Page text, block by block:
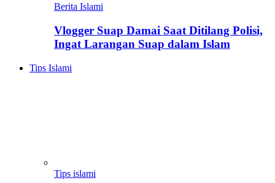
Berita Islami
Vlogger Suap Damai Saat Ditilang Polisi,
Ingat Larangan Suap dalam Islam
Tips Islami
Tips islami